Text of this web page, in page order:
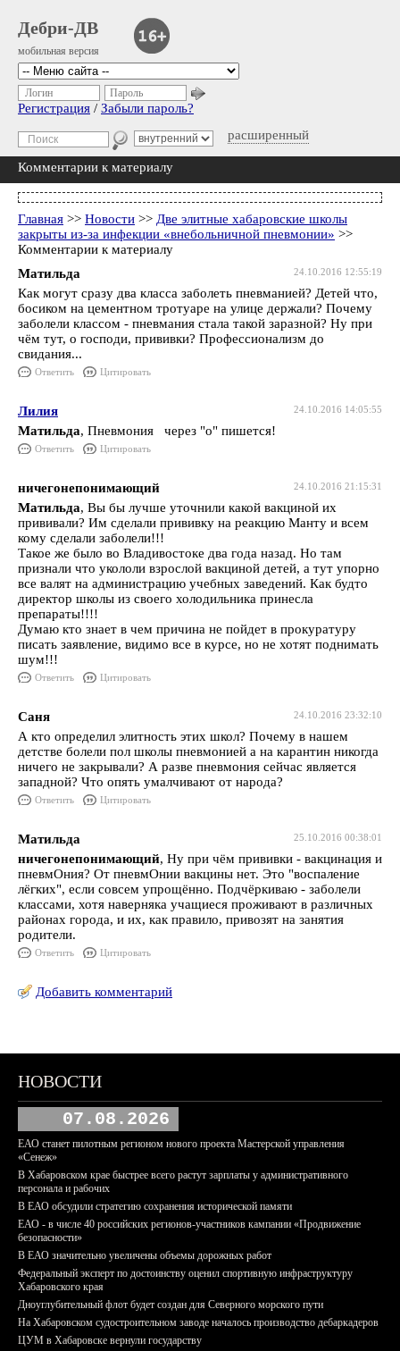
Дебри-ДВ
мобильная версия
расширенный
Логин Пароль
Регистрация / Забыли пароль?
Комментарии к материалу
Главная >> Новости >> Две элитные хабаровские школы
закрыты из-за инфекции «внебольничной пневмонии» >>
Комментарии к материалу
24.10.2016 12:55:19
Матильда
Как могут сразу два класса заболеть пневманией? Детей что,
босиком на цементном тротуаре на улице держали? Почему
заболели классом - пневмания стала такой заразной? Ну при
чём тут, о господи, прививки? Профессионализм до
свидания...
Ответить Цитировать
24.10.2016 14:05:55
Лилия
Матильда, Пневмония через "о" пишется!
Ответить Цитировать
24.10.2016 21:15:31
ничегонепонимающий
Матильда, Вы бы лучше уточнили какой вакциной их
прививали? Им сделали прививку на реакцию Манту и всем
кому сделали заболели!!!
Такое же было во Владивостоке два года назад. Но там
признали что укололи взрослой вакциной детей, а тут упорно
все валят на администрацию учебных заведений. Как будто
директор школы из своего холодильника принесла
препараты!!!!
Думаю кто знает в чем причина не пойдет в прокуратуру
писать заявление, видимо все в курсе, но не хотят поднимать
шум!!!
Ответить Цитировать
24.10.2016 23:32:10
Саня
А кто определил элитность этих школ? Почему в нашем
детстве болели пол школы пневмонией а на карантин никогда
ничего не закрывали? А разве пневмония сейчас является
западной? Что опять умалчивают от народа?
Ответить Цитировать
25.10.2016 00:38:01
Матильда
ничегонепонимающий, Ну при чём прививки - вакцинация и
пневмОния? От пневмОнии вакцины нет. Это "воспаление
лёгких", если совсем упрощённо. Подчёркиваю - заболели
классами, хотя наверняка учащиеся проживают в различных
районах города, и их, как правило, привозят на занятия
родители.
Ответить Цитировать
Добавить комментарий
НОВОСТИ
07.08.2026
ЕАО станет пилотным регионом нового проекта Мастерской управления
«Сенеж»
В Хабаровском крае быстрее всего растут зарплаты у административного
персонала и рабочих
В ЕАО обсудили стратегию сохранения исторической памяти
ЕАО - в числе 40 российских регионов-участников кампании «Продвижение
безопасности»
В ЕАО значительно увеличены объемы дорожных работ
Федеральный эксперт по достоинству оценил спортивную инфраструктуру
Хабаровского края
Дноуглубительный флот будет создан для Северного морского пути
На Хабаровском судостроительном заводе началось производство дебаркадеров
ЦУМ в Хабаровске вернули государству